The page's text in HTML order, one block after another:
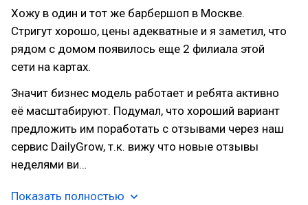
Хожу в один и тот же барбершоп в Москве.
Стригут хорошо, цены адекватные и я заметил, что
рядом с домом появилось еще 2 филиала этой
сети на картах.
Значит бизнес модель работает и ребята активно
её масштабируют. Подумал, что хороший вариант
предложить им поработать с отзывами через наш
сервис DailyGrow, т.к. вижу что новые отзывы
неделями ви…
Показать полностью